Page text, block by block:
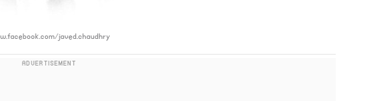
javed.chaudhry